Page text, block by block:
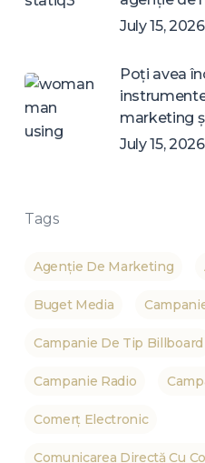
July 15, 2026
Poți avea
marketing
July 15, 2026
Tags
Agenție De Marketing
Buget Media
Campanie De Tip Billboard
Campanie Radio
Comerț Electronic
Comunicarea Directă Cu